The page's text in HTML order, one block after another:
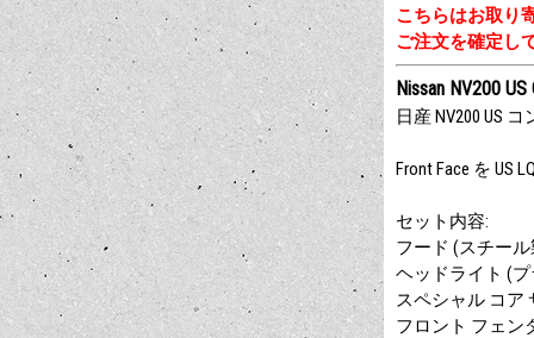
こちらはお取り
ご注文を確定し
Nissan NV200
日産 NV200 US
Front Face を US
セット内容:
フード (スチー
ヘッドライト (
スペシャル コア
フロント フェン